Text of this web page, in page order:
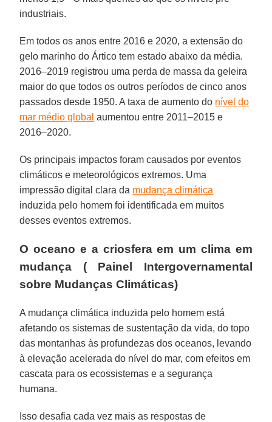
industriais.
Em todos os anos entre 2016 e 2020, a extensão do
gelo marinho do Ártico tem estado abaixo da média.
2016–2019 registrou uma perda de massa da geleira
maior do que todos os outros períodos de cinco anos
passados ​​desde 1950. A taxa de aumento do nível do
mar médio global aumentou entre 2011–2015 e
2016–2020.
Os principais impactos foram causados ​​por eventos
climáticos e meteorológicos extremos. Uma
impressão digital clara da mudança climática
induzida pelo homem foi identificada em muitos
desses eventos extremos.
O oceano e a criosfera em um clima em
mudança ( Painel Intergovernamental
sobre Mudanças Climáticas)
A mudança climática induzida pelo homem está
afetando os sistemas de sustentação da vida, do topo
das montanhas às profundezas dos oceanos, levando
à elevação acelerada do nível do mar, com efeitos em
cascata para os ecossistemas e a segurança
humana.
Isso desafia cada vez mais as respostas de